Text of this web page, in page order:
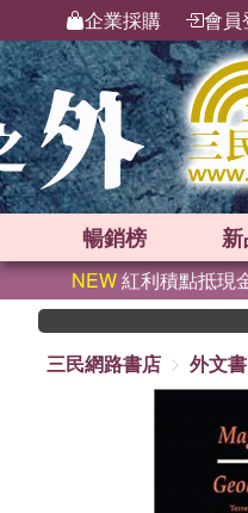
企業採購 會員
暢銷榜
NEW紅利積點抵現
三民網路書店
外文書